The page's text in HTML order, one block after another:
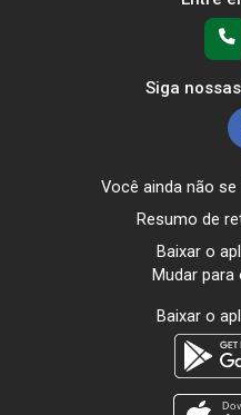
Siga
Você ainda não
Resumo de
Baixar o
Mudar para
Baixar o